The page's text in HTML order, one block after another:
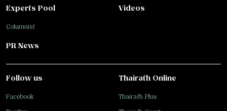
Experts Pool
Columnist
Videos
PR News
Follow us
Facebook
Thairath Online
Thairath Plus